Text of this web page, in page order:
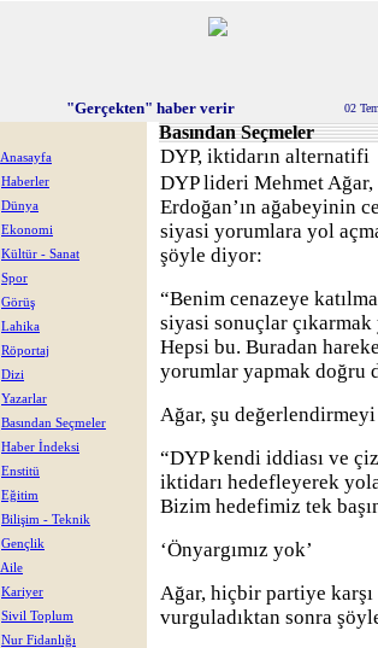
"Gerçekten" haber verir 02
Anasayfa
Haberler
Dünya
Ekonomi
Kültür - Sanat
Spor
Görüş
Lahika
Röportaj
Dizi
Yazarlar
Basından Seçmeler
Haber İndeksi
Enstitü
Eğitim
Bilişim - Teknik
Gençlik
Aile
Kariyer
Sivil Toplum
Nur Fidanlığı
Basından Seçmeler
DYP, iktidarın alternatifi
DYP lideri Mehmet
Erdoğan’ın ağabeyinin
siyasi yorumlara yol
şöyle diyor:
“Benim cenazeye
siyasi sonuçlar çıkarmak
Hepsi bu. Buradan
yorumlar yapmak doğru
Ağar, şu değerlendirmeyi
“DYP kendi iddiası ve
iktidarı hedefleyerek
Bizim hedefimiz tek
‘Önyargımız yok’
Ağar, hiçbir partiye karşı
vurguladıktan sonra